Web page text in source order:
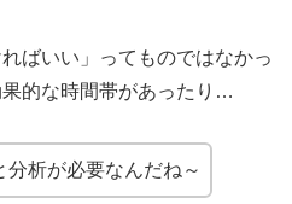
ばいい」ってものではなかっ
的な時間帯があったり…
分析が必要なんだね～